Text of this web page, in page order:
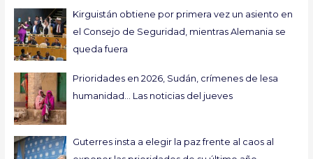
Kirguistán obtiene por primera vez un asiento en
el Consejo de Seguridad, mientras Alemania se
queda fuera
Prioridades en 2026, Sudán, crímenes de lesa
humanidad… Las noticias del jueves
Guterres insta a elegir la paz frente al caos al